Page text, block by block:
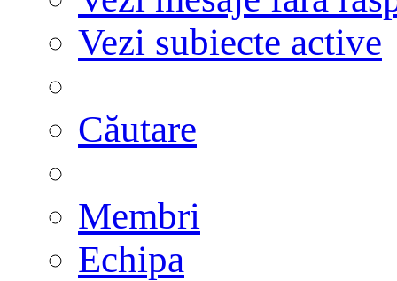
Vezi subiecte active
Căutare
Membri
Echipa